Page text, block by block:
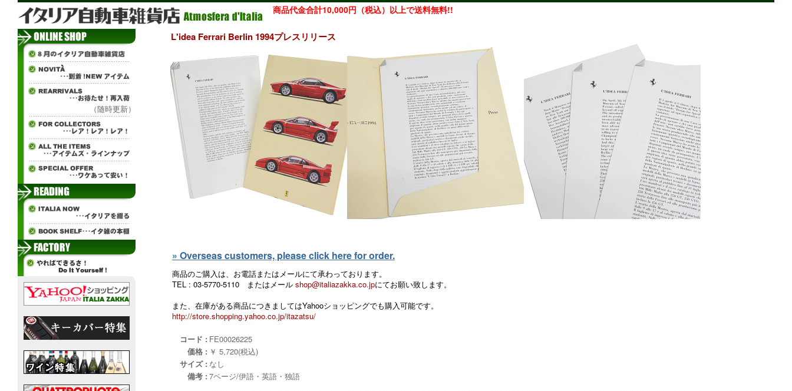
商品代金合計10,000円（税込）以上で送料無料!!
（随時更新）
L'idea Ferrari Berlin 1994プレスリリース
» Overseas customers, please click here for order.
商品のご購入は、お電話またはメールにて承わっております。
TEL : 03-5770-5110 またはメール shop@italiazakka.co.jpにてお願い致します。
また、在庫がある商品につきましてはYahooショッピングでも購入可能です。
http://store.shopping.yahoo.co.jp/itazatsu/
コード : FE00026225
価格 : ￥ 5,720(税込)
サイズ : なし
備考 : 7ページ/伊語・英語・独語